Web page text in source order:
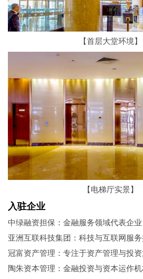
【首层大堂环境】
【电梯厅实景】
入驻企业
中绿融资担保‌：金融服务领域代表企业
亚洲互联科技集团‌：科技与互联网服
冠富资产管理‌：专注于资产管理与投
陶朱资本管理‌：金融投资与资本运作机